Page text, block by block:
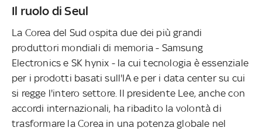
Il ruolo di Seul
La Corea del Sud ospita due dei più grandi
produttori mondiali di memoria - Samsung
Electronics e SK hynix - la cui tecnologia è essenziale
per i prodotti basati sull'IA e per i data center su cui
si regge l'intero settore. Il presidente Lee, anche con
accordi internazionali, ha ribadito la volontà di
trasformare la Corea in una potenza globale nel